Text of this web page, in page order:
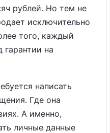
рублей. Но тем не
исключительно
того, каждый
гарантии на
написать
Где она
А именно,
личные данные